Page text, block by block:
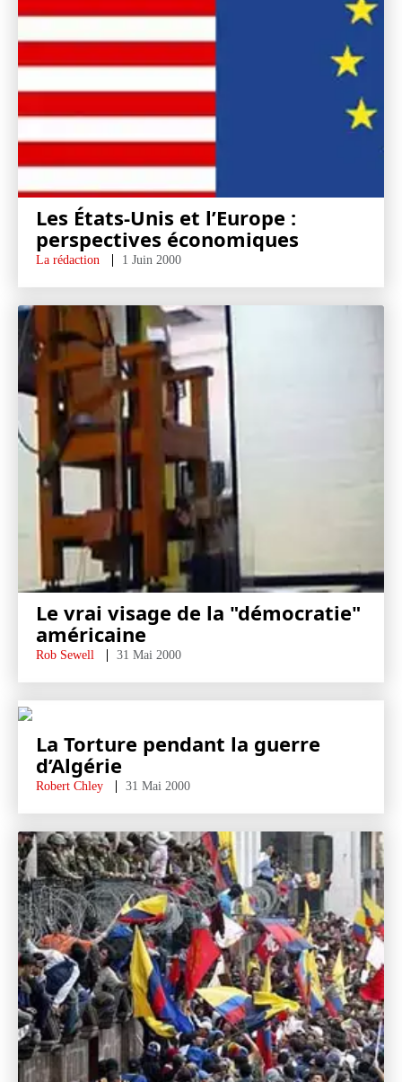
Les États-Unis et l’Europe :
perspectives économiques
La rédaction 1 Juin 2000
Le vrai visage de la "démocratie"
américaine
Rob Sewell 31 Mai 2000
La Torture pendant la guerre
d’Algérie
Robert Chley 31 Mai 2000